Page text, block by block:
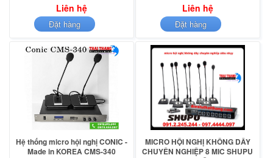
Liên hệ
Đặt hàng
Liên hệ
Đặt hàng
Hệ thống micro hội nghị CONIC -
Made in KOREA CMS-340
MICRO HỘI NGHỊ KHÔNG DÂY
CHUYÊN NGHIỆP 8 MIC SHUPU